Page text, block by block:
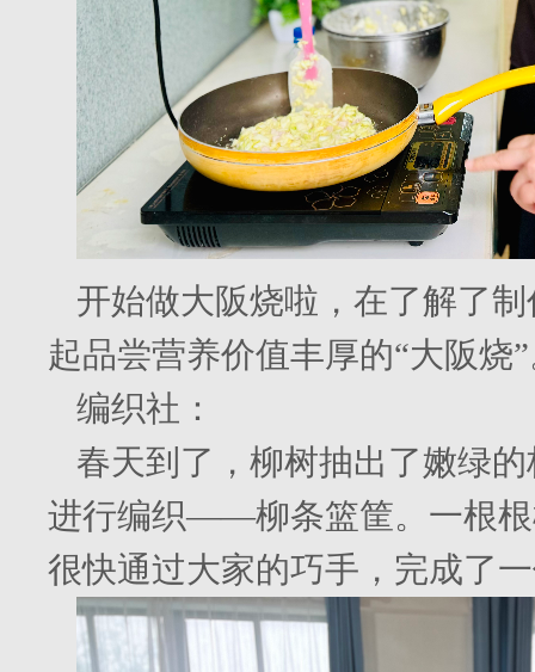
开始做大阪烧啦，在了解了
起品尝营养价值丰厚的“大阪烧
编织社：
春天到了，柳树抽出了嫩绿
进行编织——柳条篮筐。一根根
很快通过大家的巧手，完成了